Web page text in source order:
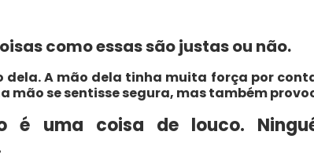
como essas são justas ou não.
dela. A mão dela tinha muita força por
mão se sentisse segura, mas também
é uma coisa de louco.